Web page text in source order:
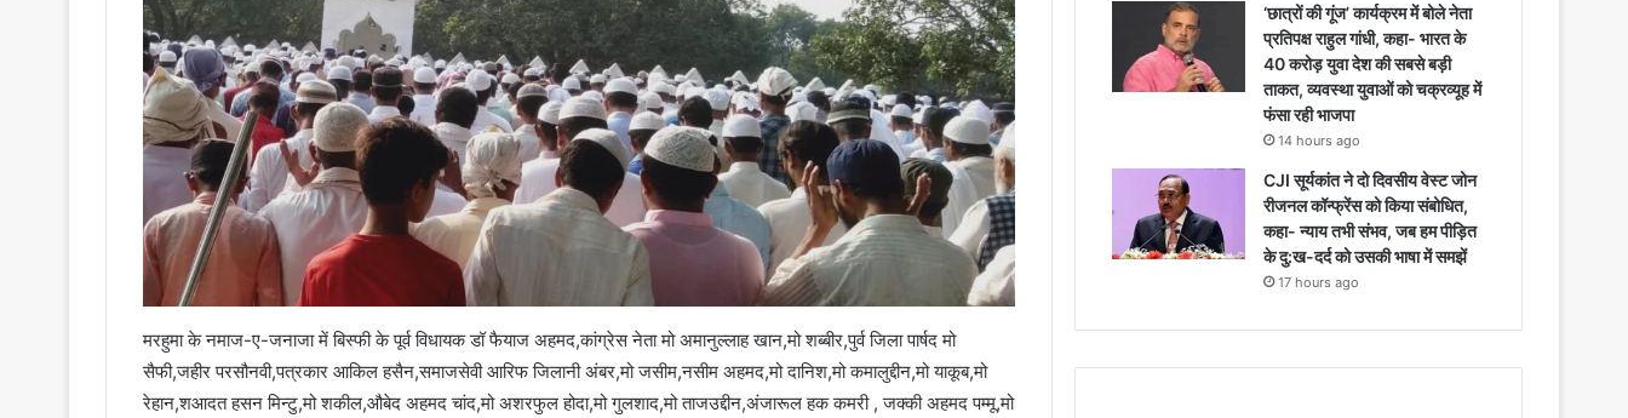
मरहुमा के नमाज-ए-जनाजा में बिस्फी के पूर्व विधायक डॉ फैयाज अहमद,कांग्रेस नेता मो अमानुल्लाह खान,मो शब्बीर,पुर्व जिला पार्षद मो
सैफी,जहीर परसौनवी,पत्रकार आकिल हसैन,समाजसेवी आरिफ जिलानी अंबर,मो जसीम,नसीम अहमद,मो दानिश,मो कमालुद्दीन,मो याकूब,मो
रेहान,शआदत हसन मिन्टु,मो शकील,औबेद अहमद चांद,मो अशरफुल होदा,मो गुलशाद,मो ताजउद्दीन,अंजारूल हक कमरी , जक्की अहमद पम्मू,मो
‘छात्रों की गूंज’ कार्यक्रम में बोले नेता
प्रतिपक्ष राहुल गांधी, कहा- भारत के
40 करोड़ युवा देश की सबसे बड़ी
ताकत, व्यवस्था युवाओं को चक्रव्यूह में
फंसा रही भाजपा
14 hours ago
CJI सूर्यकांत ने दो दिवसीय वेस्ट जोन
रीजनल कॉन्फ्रेंस को किया संबोधित,
कहा- न्याय तभी संभव, जब हम पीड़ित
के दु:ख-दर्द को उसकी भाषा में समझें
17 hours ago